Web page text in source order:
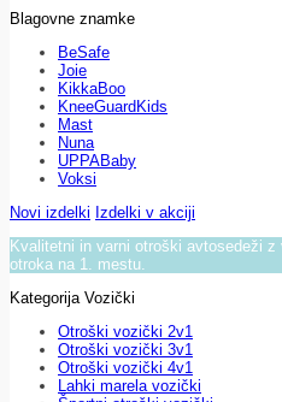
Blagovne znamke
BeSafe
Joie
KikkaBoo
KneeGuardKids
Mast
Nuna
UPPABaby
Voksi
Novi izdelki Izdelki v akciji
Kvalitetni in varni otroški avtosedeži
otroka na 1. mestu.
Kategorija Vozički
Otroški vozički 2v1
Otroški vozički 3v1
Otroški vozički 4v1
Lahki marela vozički